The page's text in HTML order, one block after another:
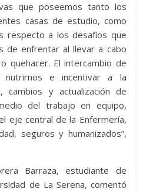
que poseemos tanto los
casas de estudio, como
respecto a los desafíos que
de enfrentar al llevar a cabo
quehacer. El intercambio de
nutrirnos e incentivar a la
cambios y actualización de
del trabajo en equipo,
eje central de la Enfermería,
seguros y humanizados”,
Barraza, estudiante de
de La Serena, comentó